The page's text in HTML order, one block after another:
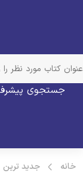
جستجوی پیشرفته
جدید ترین